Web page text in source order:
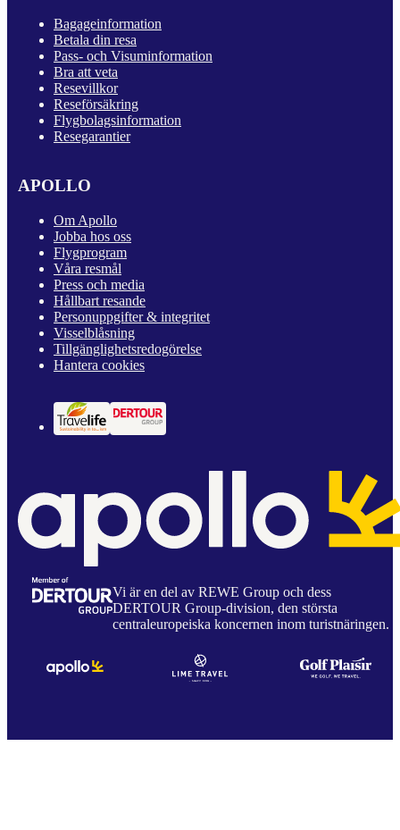
Bagageinformation
Betala din resa
Pass- och Visuminformation
Bra att veta
Resevillkor
Reseförsäkring
Flygbolagsinformation
Resegarantier
APOLLO
Om Apollo
Jobba hos oss
Flygprogram
Våra resmål
Press och media
Hållbart resande
Personuppgifter & integritet
Visselblåsning
Tillgänglighetsredogörelse
Hantera cookies
Vi är en del av REWE Group och dess
DERTOUR Group-division, den största
centraleuropeiska koncernen inom turistnäringen.